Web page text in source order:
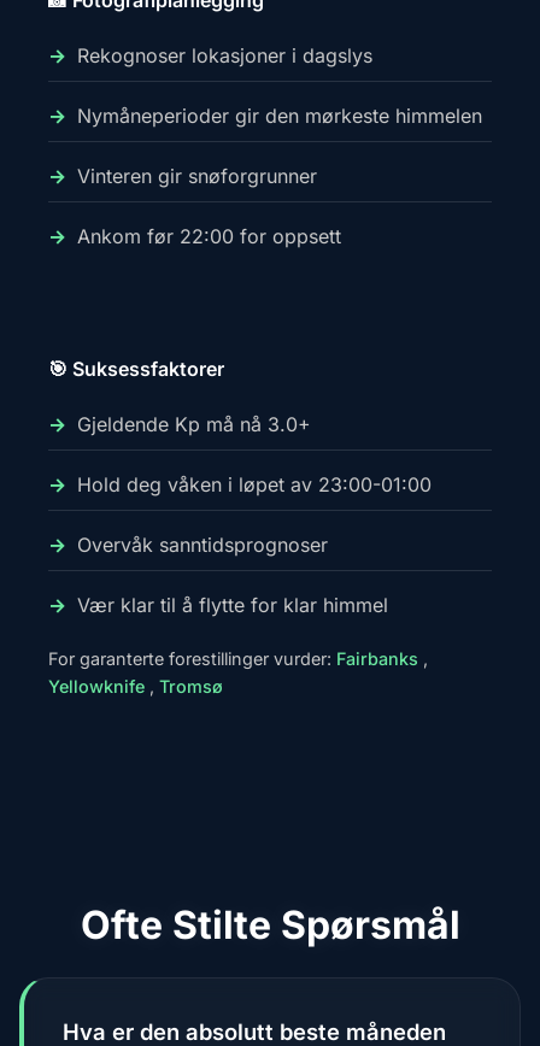
Rekognoser lokasjoner i dagslys
Nymåneperioder gir den mørkeste himmelen
Vinteren gir snøforgrunner
Ankom før 22:00 for oppsett
🎯 Suksessfaktorer
Gjeldende Kp må nå 3.0+
Hold deg våken i løpet av 23:00-01:00
Overvåk sanntidsprognoser
Vær klar til å flytte for klar himmel
For garanterte forestillinger vurder: Fairbanks ,
Yellowknife , Tromsø
Ofte Stilte Spørsmål
Hva er den absolutt beste måneden